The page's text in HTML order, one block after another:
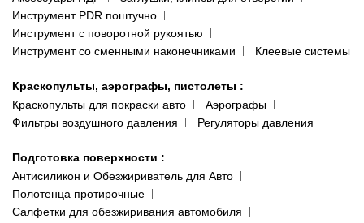
Инструмент PDR поштучно
Инструмент с поворотной рукоятью
Инструмент со сменными наконечниками
Клеевые системы
Краскопульты, аэрографы, пистолеты :
Краскопульты для покраски авто
Аэрографы
Фильтры воздушного давления
Регуляторы давления
Подготовка поверхности :
Антисиликон и Обезжириватель для Авто
Полотенца протирочные
Салфетки для обезжиривания автомобиля